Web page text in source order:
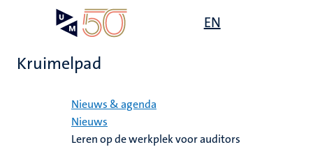
EN
Kruimelpad
Nieuws & agenda
Nieuws
Leren op de werkplek voor auditors